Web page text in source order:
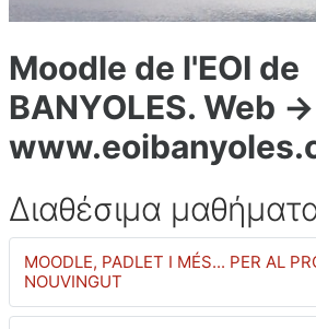
Moodle de l'EOI de
BANYOLES. Web ->
Διαθέσιμα
MOODLE, PADLET I MÉS... PER AL
NOUVINGUT